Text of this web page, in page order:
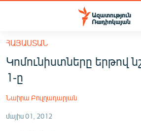
Մատչելիության
հիմնական
բովանդակությանը
Անցնել
հիմնական
մենյուին
ՀԱՅԱՍՏԱՆ
ՔԱՂԱՔԱԿԱՆ
ԸՆՏՐՈՒԹՅՈՒՆՆԵՐ 2026
ԻՐԱՎՈՒՆՔ
ՀԱՅԱՍՏԱՆ
Կոմունիստները երթով
1-ը
Նաիրա Բուլղադարյան
մայիս 01, 2012